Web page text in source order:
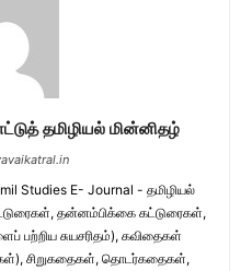
தமிழியல் மின்னிதழ்
Studies E- Journal - தமிழியல்
தன்னம்பிக்கை கட்டுரைகள்,
பற்றிய சுயசரிதம்), கவிதைகள்
சிறுகதைகள், தொடர்கதைகள்,